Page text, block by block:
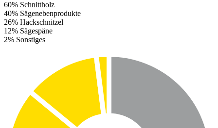
60% Schnittholz
40% Sägenebenprodukte
26% Hackschnitzel
12% Sägespäne
2% Sonstiges